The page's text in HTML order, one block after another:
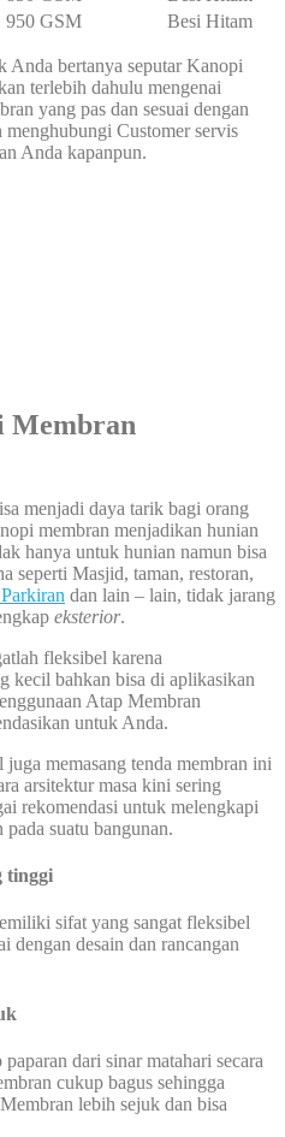
950 GSM Besi Hitam
Anda bertanya seputar Kanopi
terlebih dahulu mengenai
yang pas dan sesuai dengan
Customer servis
Anda kapanpun.
Membran
menjadi daya tarik bagi orang
membran menjadikan hunian
hanya untuk hunian namun bisa
seperti Masjid, taman, restoran,
dan lain – lain, tidak jarang
eksterior.
fleksibel karena
kecil bahkan bisa di aplikasikan
Atap Membran
untuk Anda.
memasang tenda membran ini
arsitektur masa kini sering
rekomendasi untuk melengkapi
pada suatu bangunan.
tinggi
sifat yang sangat fleksibel
dengan desain dan rancangan
dari sinar matahari secara
cukup bagus sehingga
lebih sejuk dan bisa